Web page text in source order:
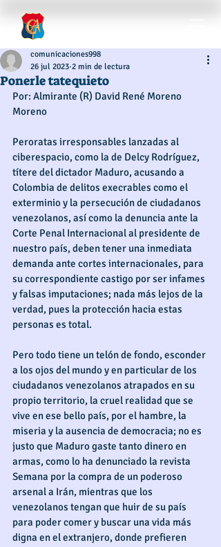
Ponerle tatequieto
comunicaciones998
26 jul 2023 2 min de lectura
Por: Almirante (R) David René Moreno
Moreno
Peroratas irresponsables lanzadas al
ciberespacio, como la de Delcy Rodríguez,
títere del dictador Maduro, acusando a
Colombia de delitos execrables como el
exterminio y la persecución de ciudadanos
venezolanos, así como la denuncia ante la
Corte Penal Internacional al presidente de
nuestro país, deben tener una inmediata
demanda ante cortes internacionales, para
su correspondiente castigo por ser infames
y falsas imputaciones; nada más lejos de la
verdad, pues la protección hacia estas
personas es total.
Pero todo tiene un telón de fondo, esconder
a los ojos del mundo y en particular de los
ciudadanos venezolanos atrapados en su
propio territorio, la cruel realidad que se
vive en ese bello país, por el hambre, la
miseria y la ausencia de democracia; no es
justo que Maduro gaste tanto dinero en
armas, como lo ha denunciado la revista
Semana por la compra de un poderoso
arsenal a Irán, mientras que los
venezolanos tengan que huir de su país
para poder comer y buscar una vida más
digna en el extranjero, donde prefieren